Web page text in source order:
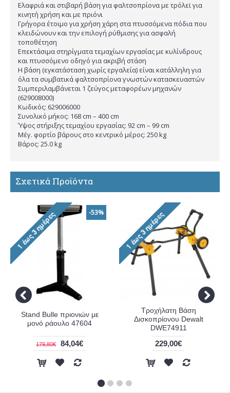
Ελαφριά και στιβαρή βάση για φαλτσοπρίονα με τρόλεϊ για
κινητή χρήση και με πριόνι
Γρήγορα έτοιμο για χρήση χάρη στα πτυσσόμενα πόδια που
κλειδώνουν και την επιλογή ρύθμισης για ασφαλή
τοποθέτηση
Επεκτάσιμα στηρίγματα τεμαχίων εργασίας με κυλίνδρους
και πτυσσόμενο οδηγό για ακριβή στάση
Η βάση (εγκατάσταση χωρίς εργαλεία) είναι κατάλληλη για
όλα τα συμβατικά φαλτσοπρίονα γνωστών κατασκευαστών
Συμπεριλαμβάνεται 1 ζεύγος μεταφορέων μηχανών
(629008000)
Κωδικός: 629006000
Συνολικό μήκος: 168 cm – 400 cm
Ύψος στήριξης τεμαχίου εργασίας: 92 cm – 99 cm
Μέγ. φορτίο βάρους στο κεντρικό μέρος: 250 kg
Βάρος: 25.0 kg
Σχετικά Προϊόντα
-53%
Stand Bulle πριονιών με
μονό ράουλο 47604
179,80€ 84,04€
Τροχήλατη Βάση
Δισκοπρίονου Dewalt
DWE74911
229,00€